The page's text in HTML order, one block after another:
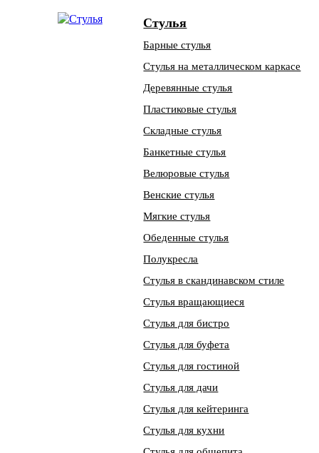
Стулья
Барные стулья
Стулья на металлическом каркасе
Деревянные стулья
Пластиковые стулья
Складные стулья
Банкетные стулья
Велюровые стулья
Венские стулья
Мягкие стулья
Обеденные стулья
Полукресла
Стулья в скандинавском стиле
Стулья вращающиеся
Стулья для бистро
Стулья для буфета
Стулья для гостиной
Стулья для дачи
Стулья для кейтеринга
Стулья для кухни